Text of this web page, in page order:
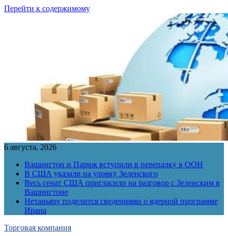
Перейти к содержимому
6 августа, 2026
Вашингтон и Париж вступили в перепалку в ООН
В США указали на уловку Зеленского
Весь сенат США пригласили на разговор с Зеленским в
Вашингтоне
Нетаньяху поделится сведениями о ядерной программе
Ирана
Торговая компания